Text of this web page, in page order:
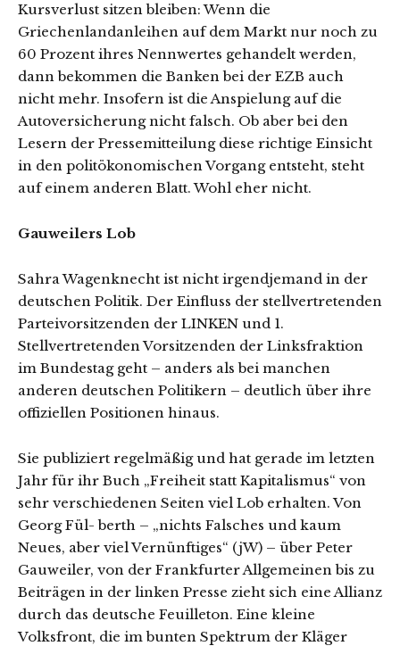
Kursverlust sitzen bleiben: Wenn die
Griechenlandanleihen auf dem Markt nur noch zu
60 Prozent ihres Nennwertes gehandelt werden,
dann bekommen die Banken bei der EZB auch
nicht mehr. Insofern ist die Anspielung auf die
Autoversicherung nicht falsch. Ob aber bei den
Lesern der Pressemitteilung diese richtige Einsicht
in den politökonomischen Vorgang entsteht, steht
auf einem anderen Blatt. Wohl eher nicht.
Gauweilers Lob
Sahra Wagenknecht ist nicht irgendjemand in der
deutschen Politik. Der Einfluss der stellvertretenden
Parteivorsitzenden der LINKEN und 1.
Stellvertretenden Vorsitzenden der Linksfraktion
im Bundestag geht – anders als bei manchen
anderen deutschen Politikern – deutlich über ihre
offiziellen Positionen hinaus.
Sie publiziert regelmäßig und hat gerade im letzten
Jahr für ihr Buch „Freiheit statt Kapitalismus“ von
sehr verschiedenen Seiten viel Lob erhalten. Von
Georg Fül- berth – „nichts Falsches und kaum
Neues, aber viel Vernünftiges“ (jW) – über Peter
Gauweiler, von der Frankfurter Allgemeinen bis zu
Beiträgen in der linken Presse zieht sich eine Allianz
durch das deutsche Feuilleton. Eine kleine
Volksfront, die im bunten Spektrum der Kläger